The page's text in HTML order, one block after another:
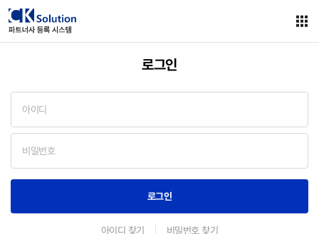
공지
등록안내
로그인
로그인
아이디 찾기 비밀번호 찾기